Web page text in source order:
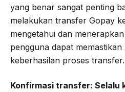
yang benar sangat penting
melakukan transfer Gopay
mengetahui dan
pengguna dapat
keberhasilan proses transfer.
Konfirmasi transfer: Selalu